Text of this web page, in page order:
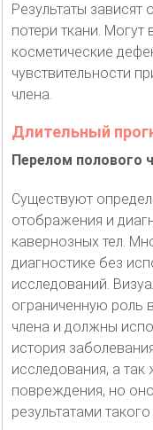
Результаты
потери ткани. Могут
косметические
чувствительности
члена.
Длительный
Перелом полового
Существуют
отображения и
кавернозных тел.
диагностике без
исследований.
ограниченную роль
члена и должны
история
исследования, а
повреждения, но
результатами